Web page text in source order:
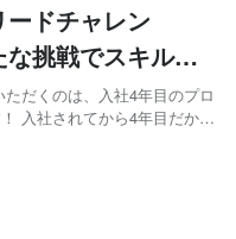
ドチャレン
挑戦でスキルを
ュー！
だくのは、入社4年目のプロ
入社されてから4年目だから
ねすさんがチャレンジされた
しました...